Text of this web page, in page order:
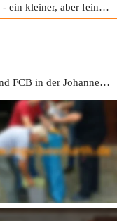
- ein kleiner, aber feiner Projektchor
14.12.2019 - Adventskonzert MGV und FCB in der Johanneskirche